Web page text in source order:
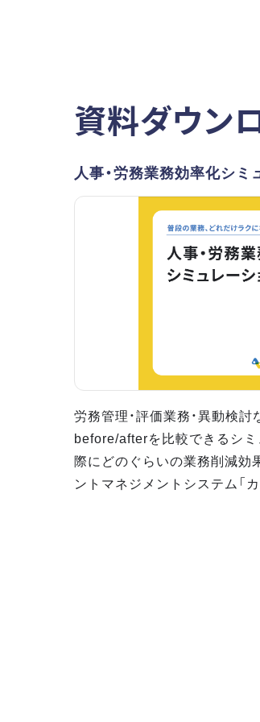
資料ダウン
人事・労務業務効率化シ
労務管理・評価業務・異動検
before/afterを比較できるシ
際にどのぐらいの業務削減効
ントマネジメントシステム「